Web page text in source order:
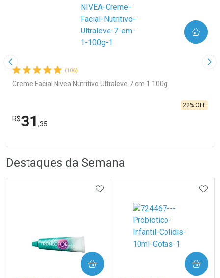
Imagem Anterior
(106)
Creme Facial Nivea Nutritivo Ultraleve 7 em 1 100g
R$31 ,35
22% OFF
COMPRAR
Laboratório
Ativar Desconto
Comprar sem Desconto
Por Menos
Comprar sem Desconto
Destaques da Semana
ADICIONAR AOS FAVORITOS
COMPRAR COMPRAR